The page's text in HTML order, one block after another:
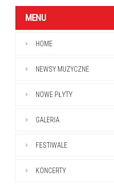
MENU
HOME
NEWSY MUZYCZNE
NOWE PŁYTY
GALERIA
FESTIWALE
KONCERTY